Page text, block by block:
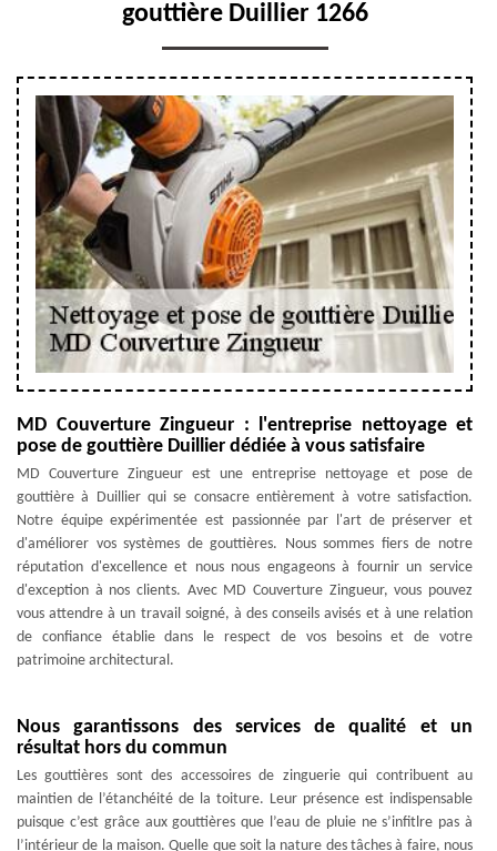
gouttière Duillier 1266
MD Couverture Zingueur : l'entreprise nettoyage et
pose de gouttière Duillier dédiée à vous satisfaire
MD Couverture Zingueur est une entreprise nettoyage et pose de
gouttière à Duillier qui se consacre entièrement à votre satisfaction.
Notre équipe expérimentée est passionnée par l'art de préserver et
d'améliorer vos systèmes de gouttières. Nous sommes fiers de notre
réputation d'excellence et nous nous engageons à fournir un service
d'exception à nos clients. Avec MD Couverture Zingueur, vous pouvez
vous attendre à un travail soigné, à des conseils avisés et à une relation
de confiance établie dans le respect de vos besoins et de votre
patrimoine architectural.
Nous garantissons des services de qualité et un
résultat hors du commun
Les gouttières sont des accessoires de zinguerie qui contribuent au
maintien de l’étanchéité de la toiture. Leur présence est indispensable
puisque c’est grâce aux gouttières que l’eau de pluie ne s’infitlre pas à
l’intérieur de la maison. Quelle que soit la nature des tâches à faire, nous